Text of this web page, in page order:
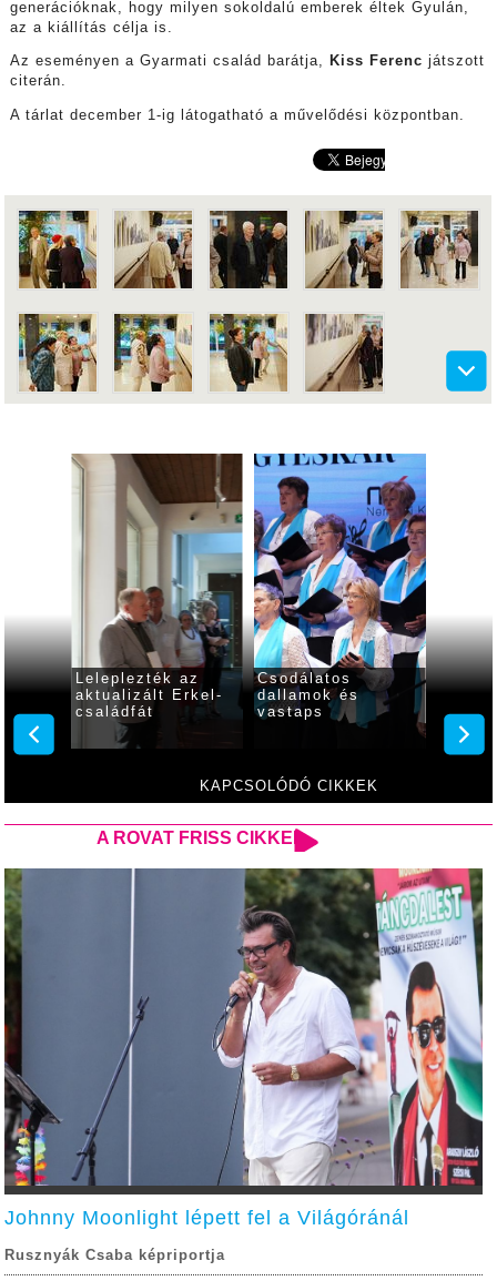
generációknak, hogy milyen sokoldalú emberek éltek Gyulán,
az a kiállítás célja is.
Az eseményen a Gyarmati család barátja, Kiss Ferenc játszott
citerán.
A tárlat december 1-ig látogatható a művelődési központban.
KAPCSOLÓDÓ CIKKEK
Leleplezték az
aktualizált Erkel-
családfát
Csodálatos
dallamok és
vastaps
A ROVAT FRISS CIKKEI
Johnny Moonlight lépett fel a Világóránál
Rusznyák Csaba képriportja